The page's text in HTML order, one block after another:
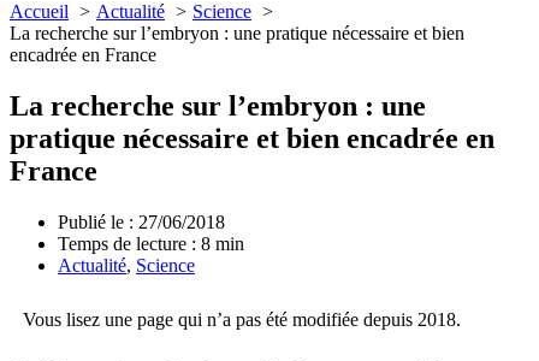
Accueil Actualité
Science
La recherche sur l’embryon : une pratique nécessaire et bien
encadrée en France
La recherche sur l’embryon : une
pratique nécessaire et bien encadrée en
France
Publié le : 27/06/2018
Temps de lecture : 8 min
Actualité, Science
Vous lisez une page qui n’a pas été modifiée depuis 2018.